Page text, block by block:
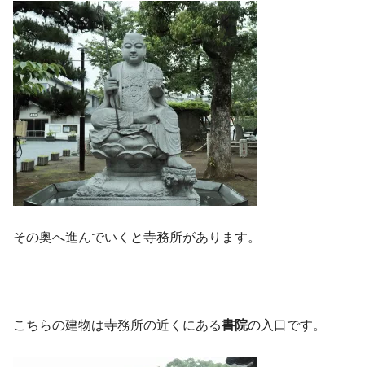
その奥へ進んでいくと寺務所があります。
こちらの建物は寺務所の近くにある書院の入口です。